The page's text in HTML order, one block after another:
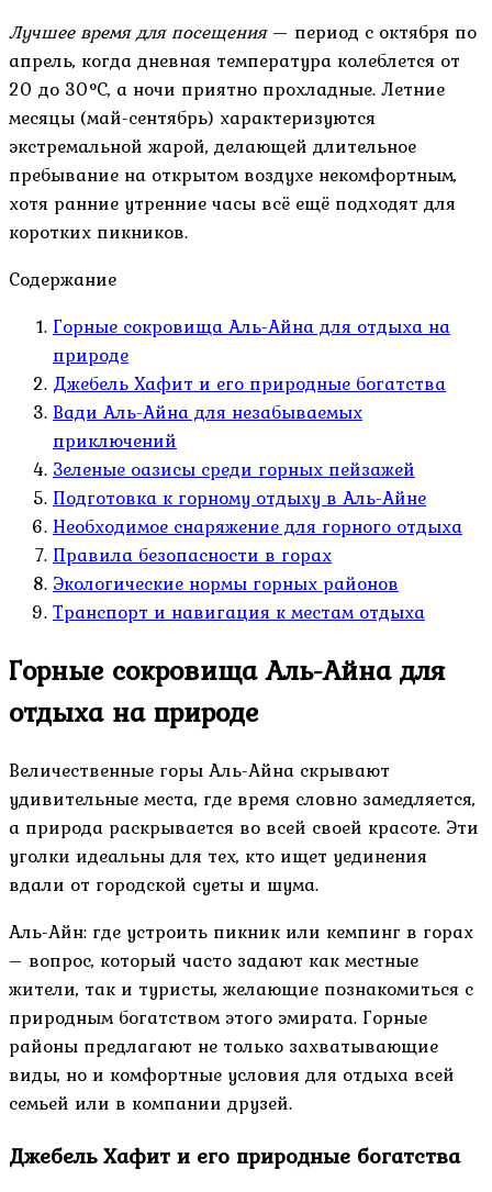
Лучшее время для посещения— период с октября по
апрель, когда дневная температура колеблется от
20 до 30°C, а ночи приятно прохладные. Летние
месяцы (май-сентябрь) характеризуются
экстремальной жарой, делающей длительное
пребывание на открытом воздухе некомфортным,
хотя ранние утренние часы всё ещё подходят для
коротких пикников.
Содержание
Горные сокровища Аль-Айна для отдыха на
природе
Джебель Хафит и его природные богатства
Вади Аль-Айна для незабываемых
приключений
Зеленые оазисы среди горных пейзажей
Подготовка к горному отдыху в Аль-Айне
Необходимое снаряжение для горного отдыха
Правила безопасности в горах
Экологические нормы горных районов
Транспорт и навигация к местам отдыха
Горные сокровища Аль-Айна для
отдыха на природе
Величественные горы Аль-Айна скрывают
удивительные места, где время словно замедляется,
а природа раскрывается во всей своей красоте. Эти
уголки идеальны для тех, кто ищет уединения
вдали от городской суеты и шума.
Аль-Айн: где устроить пикник или кемпинг в горах
– вопрос, который часто задают как местные
жители, так и туристы, желающие познакомиться с
природным богатством этого эмирата. Горные
районы предлагают не только захватывающие
виды, но и комфортные условия для отдыха всей
семьей или в компании друзей.
Джебель Хафит и его природные богатства